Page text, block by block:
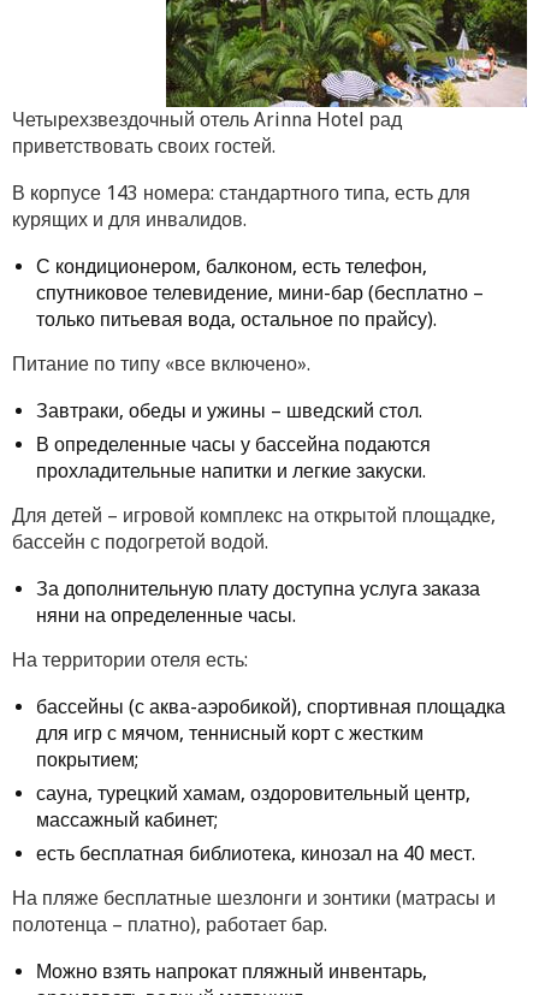
Четырехзвездочный отель Arinna Hotel рад
приветствовать своих гостей.
В корпусе 143 номера: стандартного типа, есть для
курящих и для инвалидов.
С кондиционером, балконом, есть телефон,
спутниковое телевидение, мини-бар (бесплатно –
только питьевая вода, остальное по прайсу).
Питание по типу «все включено».
Завтраки, обеды и ужины – шведский стол.
В определенные часы у бассейна подаются
прохладительные напитки и легкие закуски.
Для детей – игровой комплекс на открытой площадке,
бассейн с подогретой водой.
За дополнительную плату доступна услуга заказа
няни на определенные часы.
На территории отеля есть:
бассейны (с аква-аэробикой), спортивная площадка
для игр с мячом, теннисный корт с жестким
покрытием;
сауна, турецкий хамам, оздоровительный центр,
массажный кабинет;
есть бесплатная библиотека, кинозал на 40 мест.
На пляже бесплатные шезлонги и зонтики (матрасы и
полотенца – платно), работает бар.
Можно взять напрокат пляжный инвентарь,